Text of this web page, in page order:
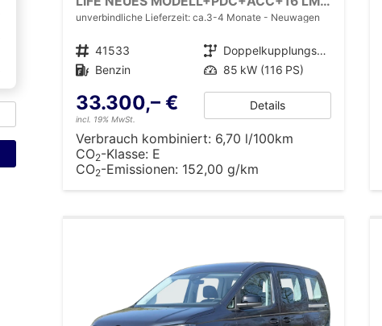
unverbindliche Lieferzeit: ca.3-4 Monate Neuwagen
Fahrzeugnr. 41533 Getriebe
Doppelkupplungsgetriebe (DSG)
Kraftstoff Benzin Leistung 85 kW (116 PS)
33.300,– €
incl. 19% MwSt.
Details
Verbrauch kombiniert: 6,70 l/100km
CO2-Klasse: E
CO2-Emissionen: 152,00 g/km